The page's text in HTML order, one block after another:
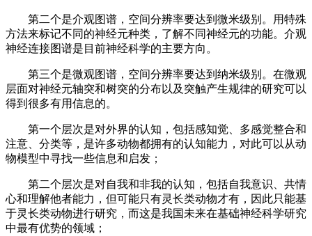
第二个是介观图谱，空间分辨率要达到微米级别。用特殊
方法来标记不同的神经元种类，了解不同神经元的功能。介观
神经连接图谱是目前神经科学的主要方向。
第三个是微观图谱，空间分辨率要达到纳米级别。在微观
层面对神经元轴突和树突的分布以及突触产生规律的研究可以
得到很多有用信息的。
第一个层次是对外界的认知，包括感知觉、多感觉整合和
注意、分类等，是许多动物都拥有的认知能力，对此可以从动
物模型中寻找一些信息和启发；
第二个层次是对自我和非我的认知，包括自我意识、共情
心和理解他者能力，但可能只有灵长类动物才有，因此只能基
于灵长类动物进行研究，而这是我国未来在基础神经科学研究
中最有优势的领域；